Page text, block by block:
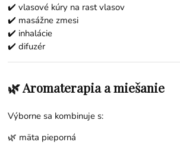
✔️ vlasové kúry na rast vlasov
✔️ masážne zmesi
✔️ inhalácie
✔️ difuzér
🌿 Aromaterapia a miešanie
Výborne sa kombinuje s:
🌿 mäta pieporná